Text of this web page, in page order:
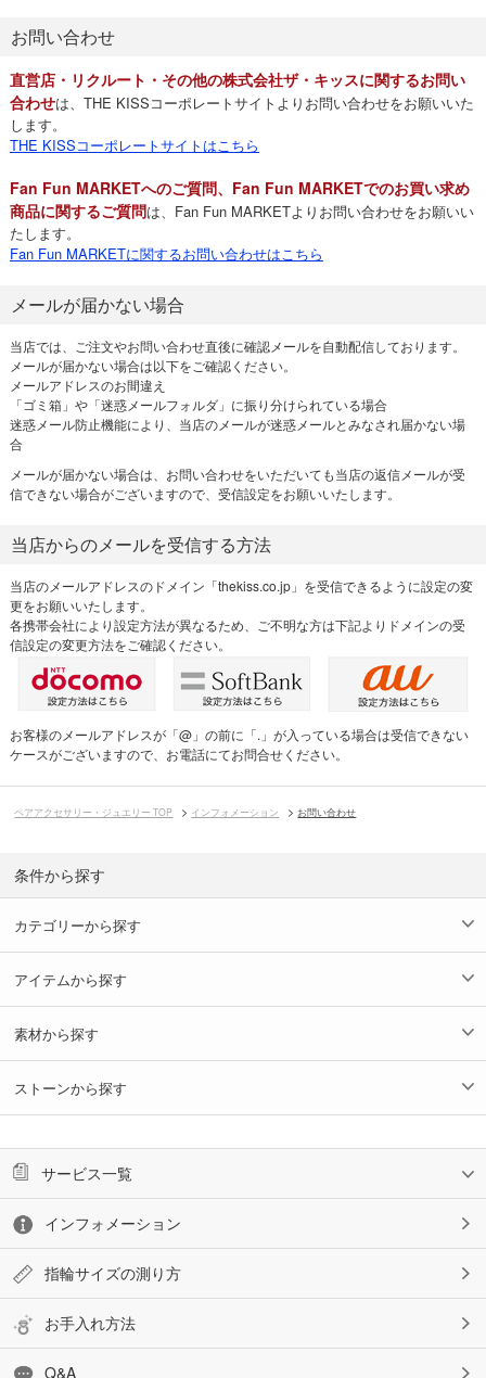
お問い合わせ
直営店・リクルート・その他の株式会社ザ・キッスに関するお問い
合わせは、THE KISSコーポレートサイトよりお問い合わせをお願いいた
します。
THE KISSコーポレートサイトはこちら
Fan Fun MARKETへのご質問、Fan Fun MARKETでのお買い求め
商品に関するご質問は、Fan Fun MARKETよりお問い合わせをお願いい
たします。
Fan Fun MARKETに関するお問い合わせはこちら
メールが届かない場合
当店では、ご注文やお問い合わせ直後に確認メールを自動配信しております。
メールが届かない場合は以下をご確認ください。
メールアドレスのお間違え
「ゴミ箱」や「迷惑メールフォルダ」に振り分けられている場合
迷惑メール防止機能により、当店のメールが迷惑メールとみなされ届かない場
合
メールが届かない場合は、お問い合わせをいただいても当店の返信メールが受
信できない場合がございますので、受信設定をお願いいたします。
当店からのメールを受信する方法
当店のメールアドレスのドメイン「thekiss.co.jp」を受信できるように設定の変
更をお願いいたします。
各携帯会社により設定方法が異なるため、ご不明な方は下記よりドメインの受
信設定の変更方法をご確認ください。
お客様のメールアドレスが「@」の前に「.」が入っている場合は受信できない
ケースがございますので、お電話にてお問合せください。
ペアアクセサリー・ジュエリー TOP インフォメーション お問い合わせ
条件から探す
カテゴリーから探す
アイテムから探す
素材から探す
ストーンから探す
サービス一覧
インフォメーション
指輪サイズの測り方
お手入れ方法
Q&A